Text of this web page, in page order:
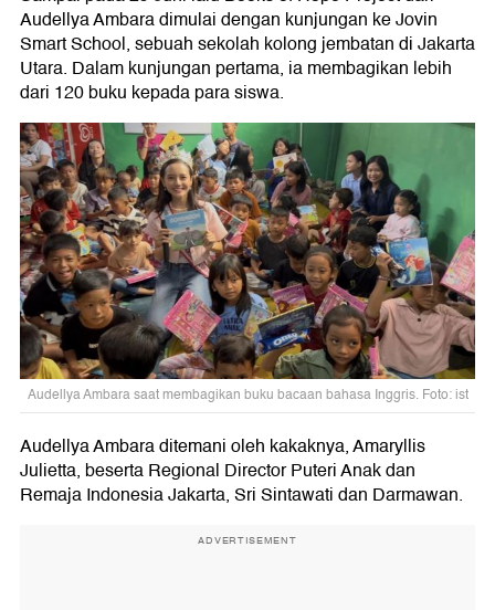
Audellya Ambara dimulai dengan kunjungan ke Jovin
Smart School, sebuah sekolah kolong jembatan di Jakarta
Utara. Dalam kunjungan pertama, ia membagikan lebih
dari 120 buku kepada para siswa.
Audellya Ambara saat membagikan buku bacaan bahasa Inggris. Foto: ist
Audellya Ambara ditemani oleh kakaknya, Amaryllis
Julietta, beserta Regional Director Puteri Anak dan
Remaja Indonesia Jakarta, Sri Sintawati dan Darmawan.
ADVERTISEMENT